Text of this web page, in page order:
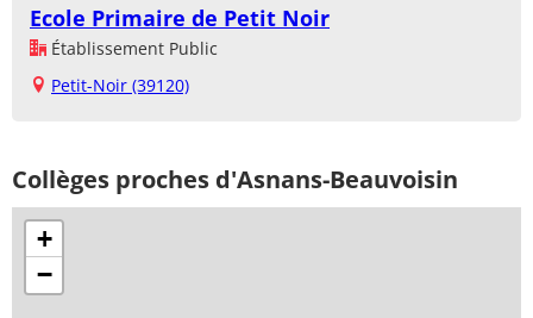
Ecole Primaire de Petit Noir
Établissement Public
Petit-Noir (39120)
Collèges proches d'Asnans-Beauvoisin
+
−